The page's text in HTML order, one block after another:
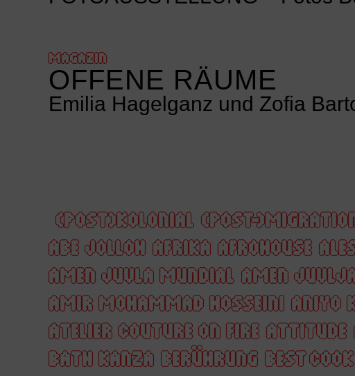
MAGAZIN
OFFENE RÄUME
Emilia Hagelganz und Zofia
(POST)KOLONIAL (POST-
ABE JOLLOH AFRIKA AFROHOUSE
AMEN JUVLA MUNDIAL AMEN
AMIR MOHAMMAD HOSSEINI ANIYO
ATELIER COUTURE ON FIRE ATTITUDE
BATH KANZA BERÜHRUNG BEST COOK